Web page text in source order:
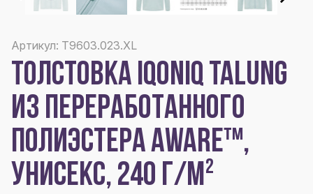
Артикул: T9603.023.XL
ТОЛСТОВКА IQONIQ TALUNG
ИЗ ПЕРЕРАБОТАННОГО
ПОЛИЭСТЕРА AWARE™,
УНИСЕКС, 240 Г/М²